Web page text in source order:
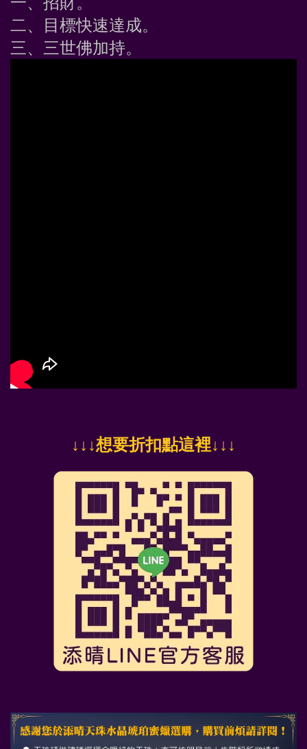
二、目標快速達成。
三、三世佛加持。
↓ ↓↓想要折扣點這裡↓↓↓